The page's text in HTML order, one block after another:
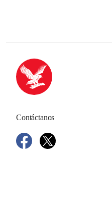
Contáctanos